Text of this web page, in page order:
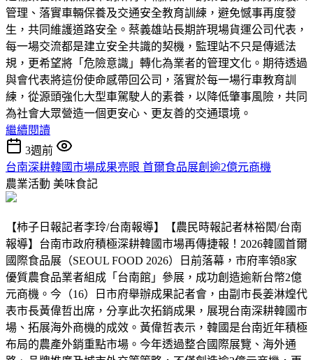
管理、落實車輛保養及交通安全教育訓練，避免憾事再度發
生，共同維護道路安全。蔡義雄站長期許現場貨運公司代表，
每一場交流都是建立安全共識的契機，監理站不只是傳遞法
規，更希望將「危險意識」轉化為業者的管理文化。期待透過
與會代表將這份使命感帶回公司，落實於每一場行車教育訓
練，從源頭強化大型車駕駛人的素養，以降低肇事風險，共同
為社會大眾營造一個更安心、更友善的交通環境。
繼續閱讀
3週前
台南深耕韓國市場成果亮眼 首爾食品展創逾2億元商機
農業活動 美味食記
【柿子日報記者李玲/台南報導】【農民時報記者林裕閎/台南
報導】台南市政府積極深耕韓國市場再傳捷報！2026韓國首爾
國際食品展（SEOUL FOOD 2026）日前落幕，市府率領8家
優質農食品業者組成「台南館」參展，成功創造逾新台幣2億
元商機。今（16）日市府舉辦成果記者會，由副市長姜淋煌代
表市長黃偉哲出席，分享此次拓銷成果，展現台南深耕韓國市
場、拓展海外商機的成效。黃偉哲表示，韓國是台南近年積極
布局的農產外銷重點市場。今年透過整合國際展覽、海外通